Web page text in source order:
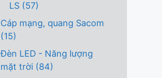
LS (57)
Cáp mạng, quang Sacom
(15)
Đèn LED - Năng lượng
mặt trời (84)